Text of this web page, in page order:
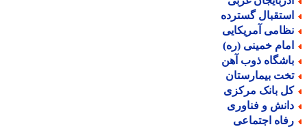
گسترده
آمریکایی
خمینی (ره)
ذوب آهن
بیمارستان
بانک مرکزی
و فناوری
اجتماعی